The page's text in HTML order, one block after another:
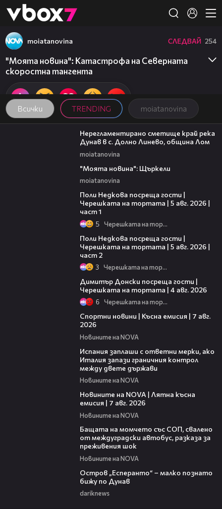
👾
Всички TRENDING moiatanovina
moiatanovina СЛЕДВАЙ 254
"Моята новина": Катастрофа на Северната
скоростна тангента
01:43
Нерегламентирано сметище край река
Дунав в с. Долно Линево, община Лом
moiatanovina
"Моята новина": Щъркели
moiatanovina
Поли Недкова посреща гости |
Черешката на тортата | 5 авг. 2026 |
част 1
5 Черешката на тортата
Поли Недкова посреща гости |
Черешката на тортата | 5 авг. 2026 |
част 2
3 Черешката на тортата
Димитър Донски посреща гости |
Черешката на тортата | 4 авг. 2026
6 Черешката на тортата
Спортни новини | Късна емисия | 7 авг.
2026
Новините на NOVA
Испания заплаши с ответни мерки, ако
Италия запази граничния контрол
между двете държави
Новините на NOVA
Новините на NOVA | Лятна късна
емисия | 7 авг. 2026
Новините на NOVA
Бащата на момчето със СОП, свалено
от междуградски автобус, разказа за
преживения шок
Новините на NOVA
Остров „Есперанто“ – малко познато
бижу по Дунав
dariknews